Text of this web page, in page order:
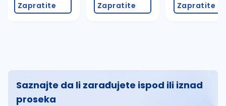
Zapratite Zapratite Zapratite
Saznajte da li zarađujete ispod ili iznad
proseka